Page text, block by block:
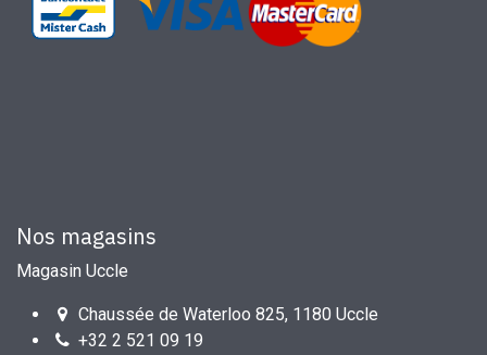
Nos magasins
Magasin Uccle
Chaussée de Waterloo 825, 1180 Uccle
+32 2 521 09 19